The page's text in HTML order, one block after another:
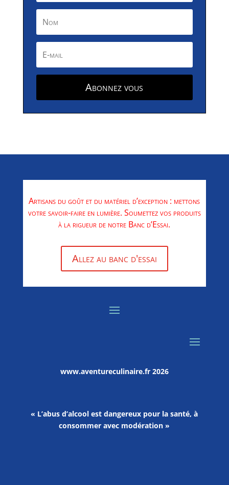
Abonnez vous
Artisans du goût et du matériel d’exception : mettons
votre savoir-faire en lumière. Soumettez vos produits
à la rigueur de notre Banc d’Essai.
Allez au banc d'essai
www.aventureculinaire.fr2026
« L’abus d’alcool est dangereux pour la santé, à
consommer avec modération »